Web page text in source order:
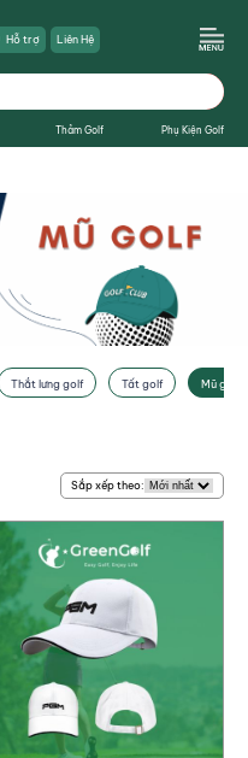
Hỗ trợ Liên Hệ
Thảm Golf Phụ Kiện Golf
Thắt lưng golf Tất golf Mũ golf
X Đóng
Sắp xếp theo: